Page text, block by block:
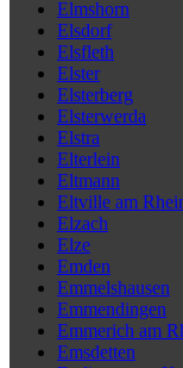
Elmshorn
Elsdorf
Elsfleth
Elster
Elsterberg
Elsterwerda
Elstra
Elterlein
Eltmann
Eltville am
Elzach
Elze
Emden
Emmelshausen
Emmendingen
Emmerich am
Emsdetten